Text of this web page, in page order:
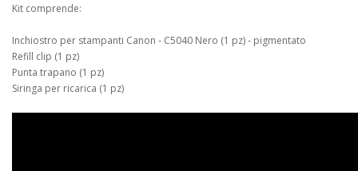
Kit comprende:
Inchiostro per stampanti Canon - C5040 Nero (1 pz) - pigmentato
Refill clip (1 pz)
Punta trapano (1 pz)
Siringa per ricarica (1 pz)